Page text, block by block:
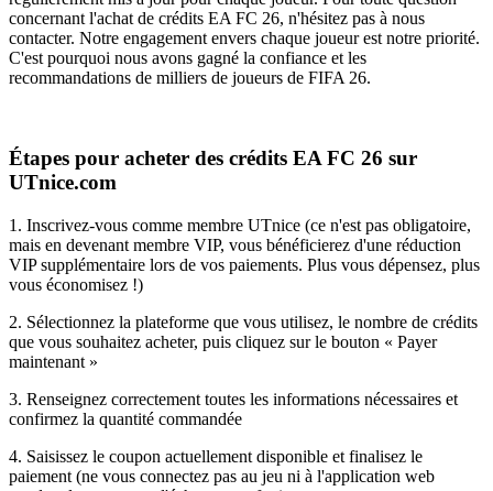
concernant l'achat de crédits EA FC 26, n'hésitez pas à nous
contacter. Notre engagement envers chaque joueur est notre priorité.
C'est pourquoi nous avons gagné la confiance et les
recommandations de milliers de joueurs de FIFA 26.
Étapes pour acheter des crédits EA FC 26 sur
UTnice.com
1. Inscrivez-vous comme membre UTnice (ce n'est pas obligatoire,
mais en devenant membre VIP, vous bénéficierez d'une réduction
VIP supplémentaire lors de vos paiements. Plus vous dépensez, plus
vous économisez !)
2. Sélectionnez la plateforme que vous utilisez, le nombre de crédits
que vous souhaitez acheter, puis cliquez sur le bouton « Payer
maintenant »
3. Renseignez correctement toutes les informations nécessaires et
confirmez la quantité commandée
4. Saisissez le coupon actuellement disponible et finalisez le
paiement (ne vous connectez pas au jeu ni à l'application web